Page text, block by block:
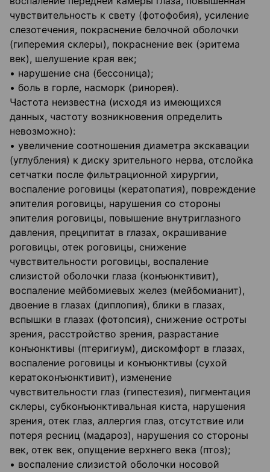
чувствительность к свету (фотофобия), усиление
слезотечения, покраснение белочной оболочки
(гиперемия склеры), покраснение век (эритема
век), шелушение края век;
• нарушение сна (бессоница);
• боль в горле, насморк (ринорея).
Частота неизвестна (исходя из имеющихся
данных, частоту возникновения определить
невозможно):
• увеличение соотношения диаметра экскавации
(углубления) к диску зрительного нерва, отслойка
сетчатки после фильтрационной хирургии,
воспаление роговицы (кератопатия), повреждение
эпителия роговицы, нарушения со стороны
эпителия роговицы, повышение внутриглазного
давления, преципитат в глазах, окрашивание
роговицы, отек роговицы, снижение
чувствительности роговицы, воспаление
слизистой оболочки глаза (конъюнктивит),
воспаление мейбомиевых желез (мейбомианит),
двоение в глазах (диплопия), блики в глазах,
вспышки в глазах (фотопсия), снижение остроты
зрения, расстройство зрения, разрастание
конъюнктивы (птеригиум), дискомфорт в глазах,
воспаление роговицы и конъюнктивы (сухой
кератоконъюнктивит), изменение
чувствительности глаз (гипестезия), пигментация
склеры, субконъюнктивальная киста, нарушения
зрения, отек глаз, аллергия глаз, отсутствие или
потеря ресниц (мадароз), нарушения со стороны
век, отек век, опущение верхнего века (птоз);
• воспаление слизистой оболочки носовой